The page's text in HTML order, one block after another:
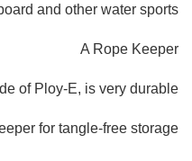
and other water sports.
A Rope Keeper
of Ploy-E, is very durable.
for tangle-free storage